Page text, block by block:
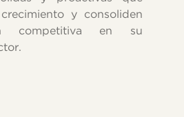
y consoliden
competitiva en su